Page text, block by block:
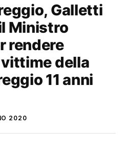
Galletti
Ministro
rendere
della
11 anni
2020